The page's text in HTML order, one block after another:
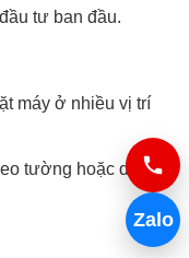
tư ban đầu.
máy ở nhiều vị trí
tường hoặc di
Zalo